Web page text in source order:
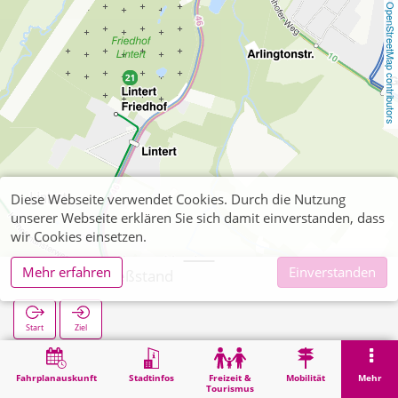
OpenStreetMap contributors
Fahrplanauskunft Stadtinfos
Freizeit &
Tourismus
Mobilität Mehr
Lintert Schießstand
Start Ziel
Suche
Diese Webseite verwendet Cookies. Durch die Nutzung
unserer Webseite erklären Sie sich damit einverstanden, dass
wir Cookies einsetzen.
Mehr erfahren
Einverstanden